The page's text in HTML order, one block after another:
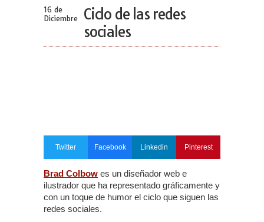
16 de
Diciembre
Ciclo de las redes
sociales
Twitter Facebook Linkedin Pinterest
Brad Colbow es un diseñador web e
ilustrador que ha representado gráficamente y
con un toque de humor el ciclo que siguen las
redes sociales.